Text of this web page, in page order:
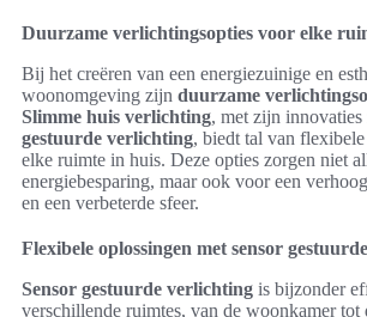
Duurzame verlichtingsopties voor elke
Bij het creëren van een energiezuinige en
woonomgeving zijn duurzame
Slimme huis verlichting, met zijn innovaties
gestuurde verlichting, biedt tal van
elke ruimte in huis. Deze opties zorgen niet
energiebesparing, maar ook voor een
en een verbeterde sfeer.
Flexibele oplossingen met sensor
Sensor gestuurde verlichting is bijzonder
verschillende ruimtes, van de woonkamer tot